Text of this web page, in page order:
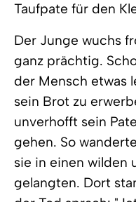
Taufpate für den
Der Junge wuchs
ganz prächtig.
der Mensch etwas
sein Brot zu
unverhofft sein
gehen. So
sie in einen wilden
gelangten. Dort